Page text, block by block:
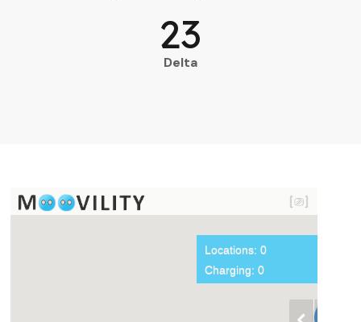
Delta
23